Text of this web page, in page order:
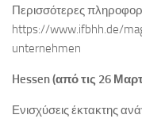
Περισσότερες
https://www.ifbhh.de/
unternehmen
Hessen (από τις 26
Ενισχύσεις έκτακτης